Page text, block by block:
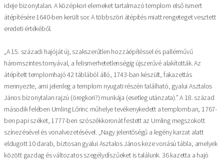
ideje bizonytalan. A középkori elemeket tartalmazó templom első ismert
átépítésére 1640-ben került sor. A többszöri átépítés miatt rengeteget vesztett
eredeti értékéből.
„A 15. századi hajóját új, szakszerűtlen hozzáépítéssel és pallérművű
háromszintes tornyával, a felismerhetetlenségig újszerűvé alakították. Az
átépített templomhajó 42 táblából álló, 1743-ban készült, fakazettás
mennyezte, ami jelenleg a templom nyugati részén található, gyalui Asztalos
János bizonytalan rajzú (öregkori?) munkája (esetleg utánzata).” A 18. század
második felében Umling Lőrinc műhelye tevékenykedett a templomban, 1767-
ben papi széket, 1777-ben szószékkoronát festett az Umling megszokott
színezésével és vonalvezetésével. „Nagy jelentőségű a legény karzat alatt
eldugott 10 darab, biztosan gyalui Asztalos János keze vonású tábla, amelyek
között gazdag és változatos szegélydíszűeket is találunk. 36 kazetta a hajó